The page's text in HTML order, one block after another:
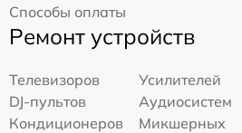
Способы оплаты
Ремонт устройств
Телевизоров
Усилителей
DJ-пультов
Аудиосистем
Кондиционеров
Микшерных